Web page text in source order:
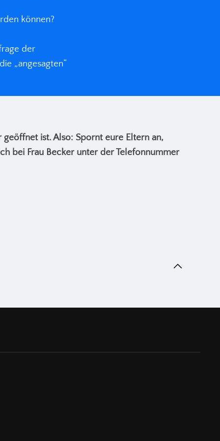
können?
der
„angesagten“
ist. Also: Spornt eure Eltern an,
bei Frau Becker unter der Telefonnummer